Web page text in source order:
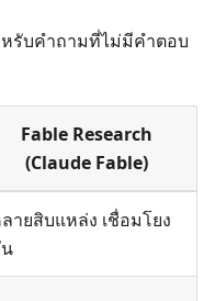
รับคำถามที่ไม่มีคำตอบ
Fable Research
(Claude Fable)
ายสิบแหล่ง เชื่อมโยง